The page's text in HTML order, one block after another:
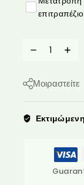
επιτραπέζιο
Μοιραστείτε